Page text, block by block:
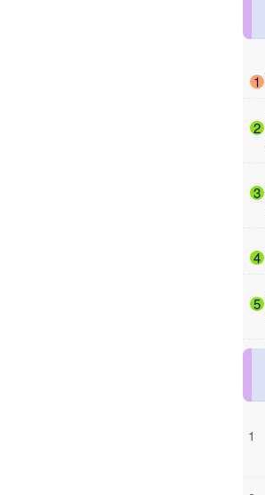
1
2
3
4
5
1